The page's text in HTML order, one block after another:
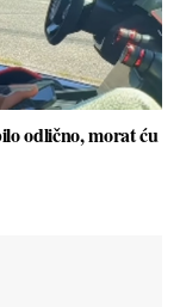
odlično, morat ću